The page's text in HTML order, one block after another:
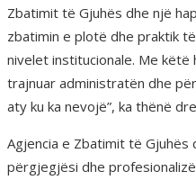
Zbatimit të Gjuhës dhe një
zbatimin e plotë dhe praktik
nivelet institucionale. Me
trajnuar administratën dhe
aty ku ka nevojë”, ka thënë
Agjencia e Zbatimit të
përgjegjësi dhe